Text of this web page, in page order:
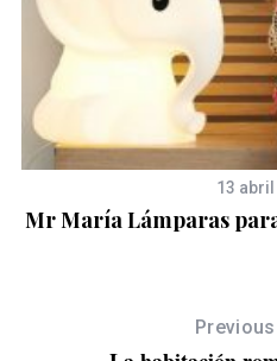
13 abril
Mr María Lámparas